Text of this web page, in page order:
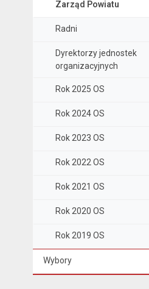
Zarząd Powiatu
Radni
Dyrektorzy jednostek
organizacyjnych
Rok 2025 OS
Rok 2024 OS
Rok 2023 OS
Rok 2022 OS
Rok 2021 OS
Rok 2020 OS
Rok 2019 OS
Wybory